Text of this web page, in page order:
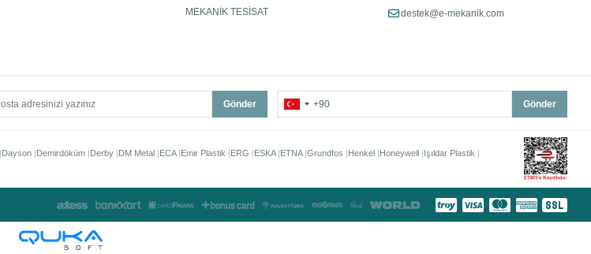
MEKANİK TESİSAT
destek@e-mekanik.com
Gönder Gönder
Dayson Demirdöküm Derby DM Metal ECA Emir Plastik ERG ESKA ETNA Grundfos Henkel Honeywell Işıldar Plastik